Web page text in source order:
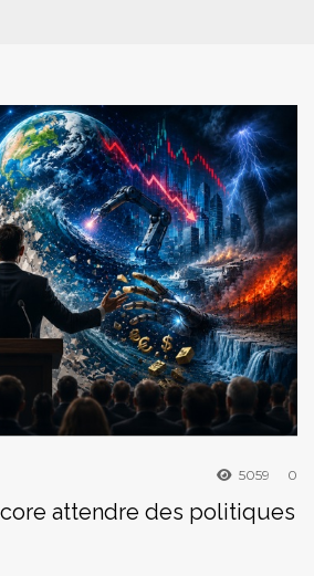
5059 0
attendre des politiques